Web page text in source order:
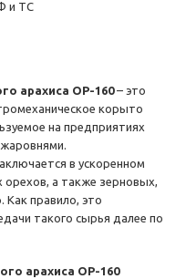
и ТС
арахиса ОР-160– это
корыто
на предприятиях
в ускоренном
а также зерновых,
правило, это
такого сырья далее по
арахиса ОР-160